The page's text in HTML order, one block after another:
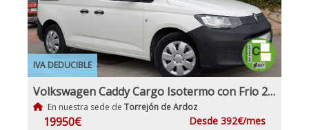
IVA DEDUCIBLE
Volkswagen Caddy Cargo Isotermo con Frio 2.0Tdi 102Cv Nuevo Modelo IVA y Garantía Inc Nacional
En nuestra sede de Torrejón de Ardoz
19950€ Desde 392€/mes